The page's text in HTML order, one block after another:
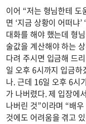
이어 “저는 형님한테
면 ‘지금 상황이 어떠냐
대화를 해야 했는데 형
술값을 계산해야 하는
다려 주시면 입금해 드
일 오후 6시까지 입금하
나. 근데 16일 오후 6시
가 나버렸다. 제 입장에
나버린 것”이라며 “배
것에도 어려움을 겪고